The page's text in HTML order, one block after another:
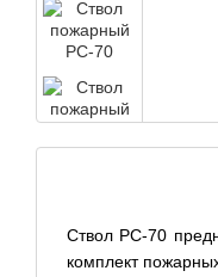
Ствол РС-70
комплект